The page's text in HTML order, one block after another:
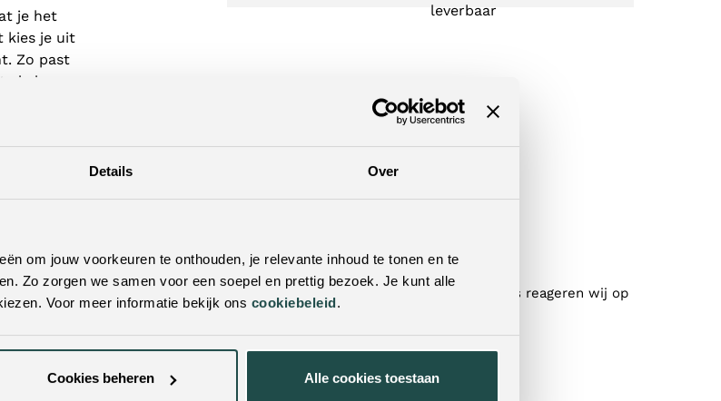
Details Over
om jouw voorkeuren te onthouden, je relevante inhoud te tonen en te
Zo zorgen we samen voor een soepel en prettig bezoek. Je kunt alle
Voor meer informatie bekijk ons cookiebeleid.
Cookies beheren Alle cookies toestaan
je het
kies je uit
Zo past
los
online
bij jouw
leverbaar
door heel
of woonplaats in
Twijfel je nog?
Neem dan contact met ons op! Doorgaans reageren wij op